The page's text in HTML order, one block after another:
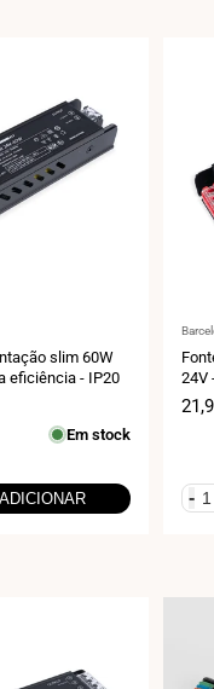
slim 60W
eficiência - IP20
Em stock
ADICIONAR
24V
-